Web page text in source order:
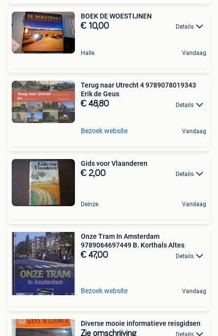
BOEK DE WOESTIJNEN
€ 10,00 Details
Halle Vandaag
Terug naar Utrecht 4 9789078019343
Erik de Geus
€ 48,80 Details
Bezoek website Vandaag
Gids voor Vlaanderen
€ 2,00 Details
Deinze Vandaag
Onze Tram In Amsterdam
9789064697449 B. Korthals Altes
€ 47,00 Details
Bezoek website Vandaag
Diverse mooie informatieve reisgidsen
Zie omschrijving Details